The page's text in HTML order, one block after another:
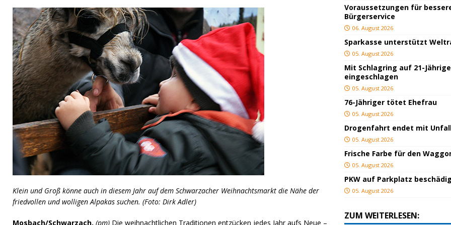
Klein und Groß könne auch in diesem Jahr auf dem Schwarzacher Weihnachtsmarkt die Nähe der
friedvollen und wolligen Alpakas suchen. (Foto: Dirk Adler)
Mosbach/Schwarzach. (pm) Die weihnachtlichen Traditionen entzücken jedes Jahr aufs Neue –
Voraussetzungen für
Bürgerservice
06. August 2026
Sparkasse unterstützt
05. August 2026
Mit Schlagring auf 21-
eingeschlagen
05. August 2026
76-Jähriger tötet Ehefrau
05. August 2026
Drogenfahrt endet mit
05. August 2026
Frische Farbe für den
05. August 2026
PKW auf Parkplatz
05. August 2026
ZUM WEITERLESEN: